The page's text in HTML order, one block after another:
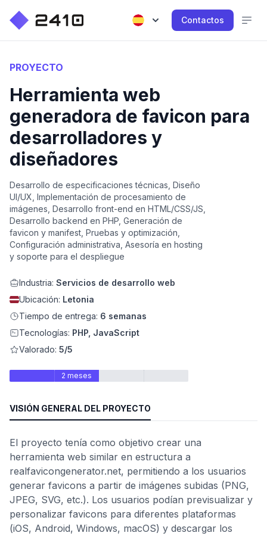
Contactos
PROYECTO
Herramienta web
generadora de favicon para
desarrolladores y
diseñadores
Desarrollo de especificaciones técnicas, Diseño
UI/UX, Implementación de procesamiento de
imágenes, Desarrollo front-end en HTML/CSS/JS,
Desarrollo backend en PHP, Generación de
favicon y manifest, Pruebas y optimización,
Configuración administrativa, Asesoría en hosting
y soporte para el despliegue
Industria: Servicios de desarrollo web
Ubicación: Letonia
Tiempo de entrega: 6 semanas
Tecnologías: PHP, JavaScript
Valorado: 5/5
2 meses
VISIÓN GENERAL DEL PROYECTO
El proyecto tenía como objetivo crear una
herramienta web similar en estructura a
realfavicongenerator.net, permitiendo a los usuarios
generar favicons a partir de imágenes subidas (PNG,
JPEG, SVG, etc.). Los usuarios podían previsualizar y
personalizar favicons para diferentes plataformas
(iOS, Android, Windows, macOS) y descargar los